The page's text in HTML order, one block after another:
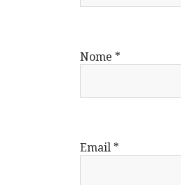
Nome *
Email *